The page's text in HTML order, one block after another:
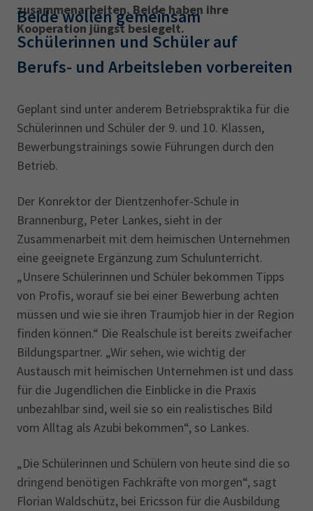
zusammenarbeiten. Beide haben ihre
Kooperation jüngst besiegelt.
Beide wollen gemeinsam
Schülerinnen und Schüler auf
Berufs- und Arbeitsleben vorbereiten
Geplant sind unter anderem Betriebspraktika für die
Schülerinnen und Schüler der 9. und 10. Klassen,
Bewerbungstrainings sowie Führungen durch den
Betrieb.
Der Konrektor der Dientzenhofer-Schule in
Brannenburg, Peter Lankes, sieht in der
Zusammenarbeit mit dem heimischen Unternehmen
eine geeignete Ergänzung zum Schulunterricht.
„Unsere Schülerinnen und Schüler bekommen Tipps
von Profis, worauf sie bei einer Bewerbung achten
müssen und wie sie ihren Traumjob hier in der Region
finden können.“ Die Realschule ist bereits zweifacher
Bildungspartner. „Wir sehen, wie wichtig der
Austausch mit heimischen Unternehmen ist und dass
für die Jugendlichen die Einblicke in die Praxis
unbezahlbar sind, weil sie so ein realistisches Bild
vom Alltag als Azubi bekommen“, so Lankes.
„Die Schülerinnen und Schülern von heute sind die so
dringend benötigen Fachkräfte von morgen“, sagt
Florian Waldschütz, bei Ericsson für die Ausbildung